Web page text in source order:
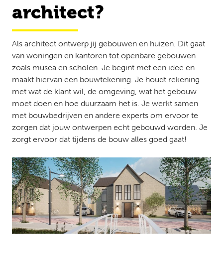
architect?
Als architect ontwerp jij gebouwen en huizen. Dit gaat
van woningen en kantoren tot openbare gebouwen
zoals musea en scholen. Je begint met een idee en
maakt hiervan een bouwtekening. Je houdt rekening
met wat de klant wil, de omgeving, wat het gebouw
moet doen en hoe duurzaam het is. Je werkt samen
met bouwbedrijven en andere experts om ervoor te
zorgen dat jouw ontwerpen echt gebouwd worden. Je
zorgt ervoor dat tijdens de bouw alles goed gaat!